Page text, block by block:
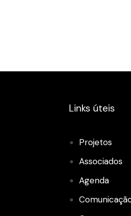
Links úteis
Projetos
Associados
Agenda